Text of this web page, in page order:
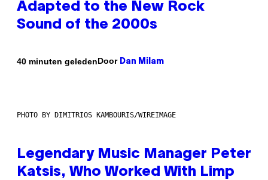
Adapted to the New Rock
Sound of the 2000s
40 minuten geledenDoor Dan Milam
PHOTO BY DIMITRIOS KAMBOURIS/WIREIMAGE
Legendary Music Manager Peter
Katsis, Who Worked With Limp